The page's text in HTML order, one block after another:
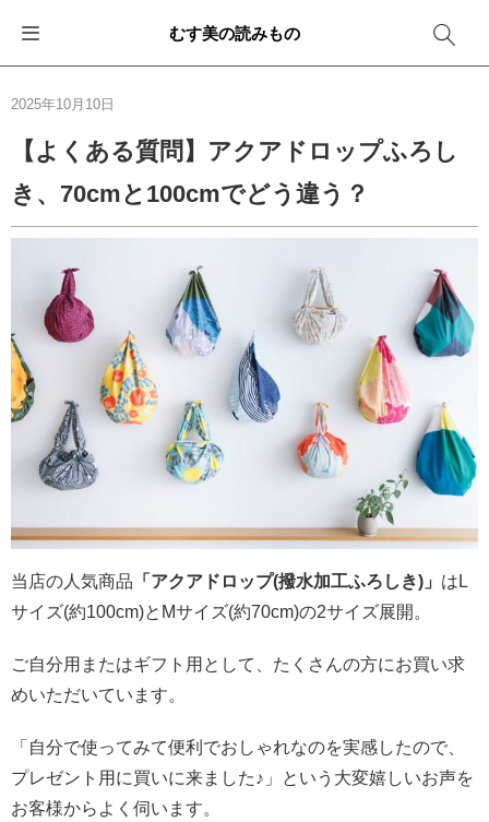
むす美の読みもの
2025年10月10日
【よくある質問】アクアドロップふろし
き、70cmと100cmでどう違う？
当店の人気商品 「アクアドロップ(撥水加工ふろしき)」 はL
サイズ(約100cm)とMサイズ(約70cm)の2サイズ展開。
ご自分用またはギフト用として、たくさんの方にお買い求
めいただいています。
「自分で使ってみて便利でおしゃれなのを実感したので、
プレゼント用に買いに来ました♪」という大変嬉しいお声を
お客様からよく伺います。
イベント・キャンペーン
新商品
その他
エコバッグ
おしゃれコーデバッグ
箱を包む
お酒を包む
簡単「バッグアレンジ」
その他
ファッション
インテリア
雨の日
ママ・子育て
旅行
防災
卒業・入学
退職・異動
出産
海外の方へ